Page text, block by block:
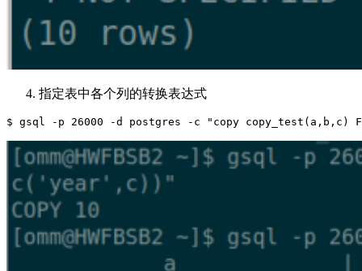
指定表中各个列的转换表达式